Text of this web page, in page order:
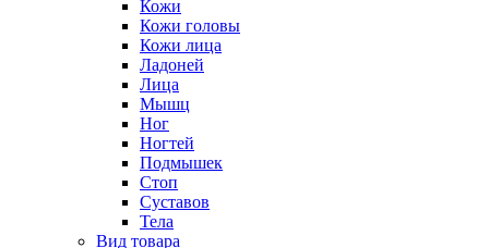
Кожи
Кожи головы
Кожи лица
Ладоней
Лица
Мышц
Ног
Ногтей
Подмышек
Стоп
Суставов
Тела
Вид товара